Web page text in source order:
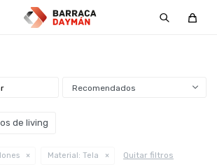
Recomendados
de living
Material: Tela Quitar filtros